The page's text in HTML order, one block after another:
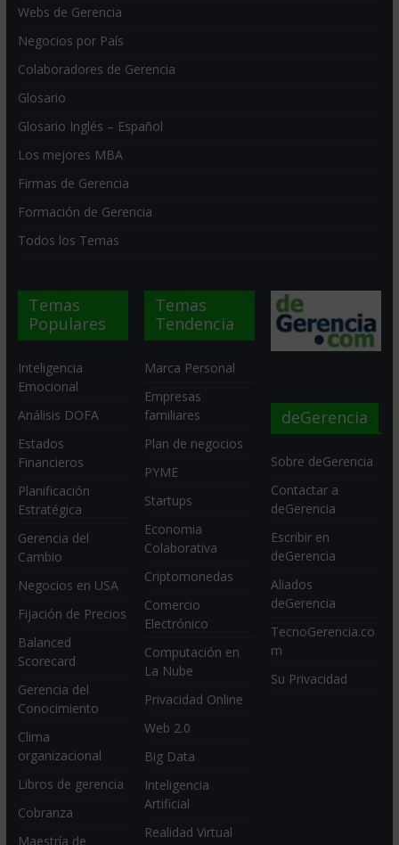
Webs de Gerencia
Negocios por País
Colaboradores de Gerencia
Glosario
Glosario Inglés – Español
Los mejores MBA
Firmas de Gerencia
Formación de Gerencia
Todos los Temas
Temas
Populares
Inteligencia
Emocional
Análisis DOFA
Estados
Financieros
Planificación
Estratégica
Gerencia del
Cambio
Negocios en USA
Fijación de Precios
Balanced
Scorecard
Gerencia del
Conocimiento
Clima
organizacional
Libros de gerencia
Cobranza
Maestría de
Temas
Tendencia
Marca Personal
Empresas
familiares
Plan de negocios
PYME
Startups
Economia
Colaborativa
Criptomonedas
Comercio
Electrónico
Computación en
La Nube
Privacidad Online
Web 2.0
Big Data
Inteligencia
Artificial
Realidad Virtual
deGerencia
Sobre deGerencia
Contactar a
deGerencia
Escribir en
deGerencia
Aliados
deGerencia
TecnoGerencia.co
m
Su Privacidad